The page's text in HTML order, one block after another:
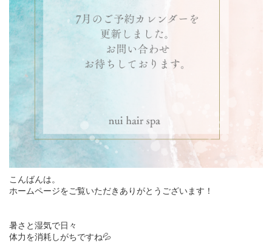
こんばんは。
ホームページをご覧いただきありがとうございます！
暑さと湿気で日々
体力を消耗しがちですね💦